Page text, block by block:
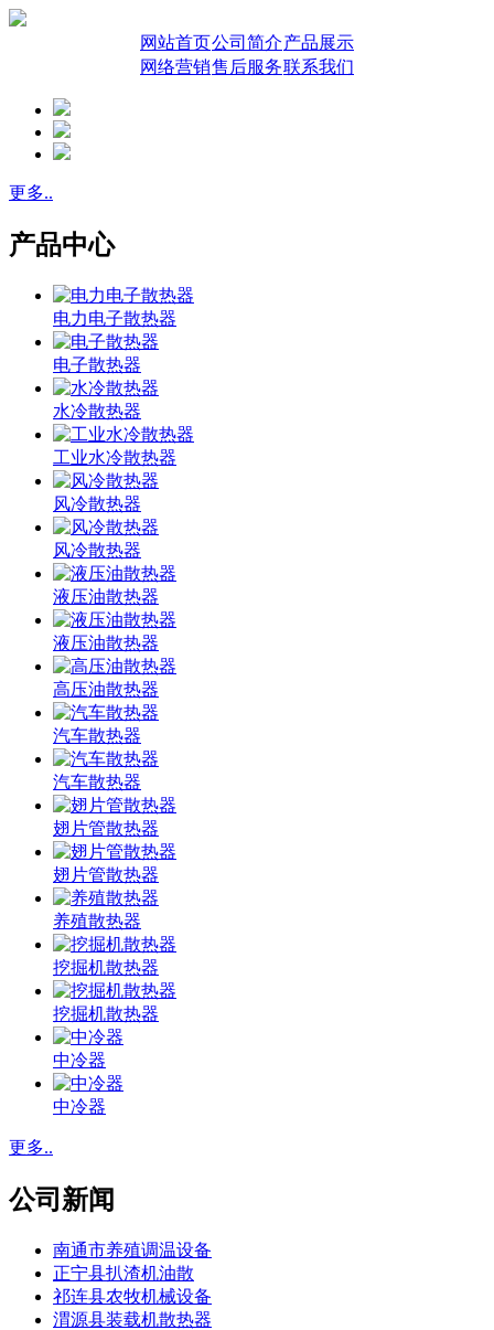
网站首页公司简介产品展示
网络营销售后服务联系我们
更多..
产品中心
电力电子散热器
电子散热器
水冷散热器
工业水冷散热器
风冷散热器
风冷散热器
液压油散热器
液压油散热器
高压油散热器
汽车散热器
汽车散热器
翅片管散热器
翅片管散热器
养殖散热器
挖掘机散热器
挖掘机散热器
中冷器
中冷器
更多..
公司新闻
南通市养殖调温设备
正宁县扒渣机油散
祁连县农牧机械设备
渭源县装载机散热器